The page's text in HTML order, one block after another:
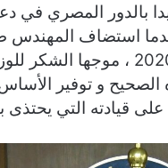
بالدور المصري في
استضاف المهندس
المعدنية المصري المؤسستين في
الصحيح و توفير
قيادته التي يحتذى